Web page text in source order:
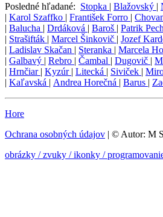
Posledné hľadané: Stopka | Blažovský |
| Karol Szaffko | František Forro |
| Balucha | Drdáková | Baroš | Patrik
| Strašifták | Marcel Šinkovič | Jozef
| Ladislav Skačan | Steranka | Marcela
| Galbavý | Rebro | Čambal | Dugovič |
| Hrnčiar | Kyzúr | Litecká | Siviček |
| Kaľavská | Andrea Horečná | Barus |
Hore
Ochrana osobných údajov | © Autor: M
obrázky / zvuky / ikonky /